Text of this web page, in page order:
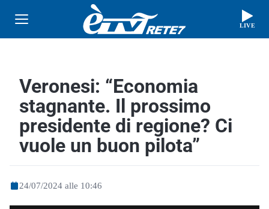
LIVE
Veronesi: “Economia
stagnante. Il prossimo
presidente di regione? Ci
vuole un buon pilota”
24/07/2024 alle 10:46